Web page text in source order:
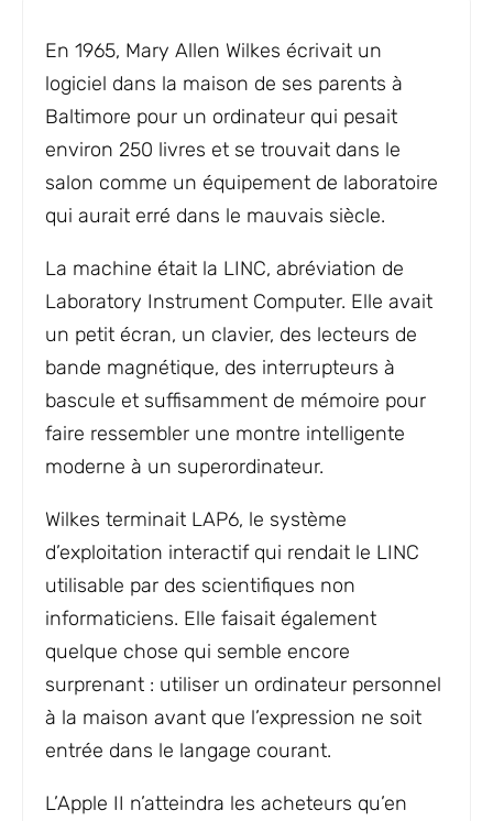
En 1965, Mary Allen Wilkes écrivait un
logiciel dans la maison de ses parents à
Baltimore pour un ordinateur qui pesait
environ 250 livres et se trouvait dans le
salon comme un équipement de laboratoire
qui aurait erré dans le mauvais siècle.
La machine était la LINC, abréviation de
Laboratory Instrument Computer. Elle avait
un petit écran, un clavier, des lecteurs de
bande magnétique, des interrupteurs à
bascule et suffisamment de mémoire pour
faire ressembler une montre intelligente
moderne à un superordinateur.
Wilkes terminait LAP6, le système
d’exploitation interactif qui rendait le LINC
utilisable par des scientifiques non
informaticiens. Elle faisait également
quelque chose qui semble encore
surprenant : utiliser un ordinateur personnel
à la maison avant que l’expression ne soit
entrée dans le langage courant.
L’Apple II n’atteindra les acheteurs qu’en